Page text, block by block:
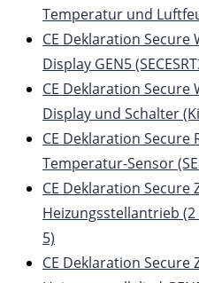
Temperatur und
CE Deklaration
Display GEN5
CE Deklaration
Display und Schalter
CE Deklaration
Temperatur-Sensor
CE Deklaration Secure
Heizungsstellantrieb (2
5)
CE Deklaration Secure